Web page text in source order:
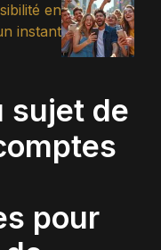
en
instant
sujet de
pour